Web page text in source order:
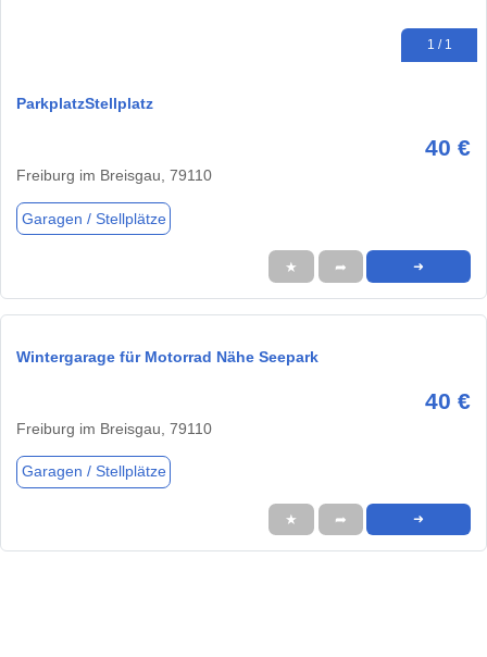
1 / 1
ParkplatzStellplatz
40 €
Freiburg im Breisgau, 79110
Garagen / Stellplätze
★ ➦ ➜
Wintergarage für Motorrad Nähe Seepark
40 €
Freiburg im Breisgau, 79110
Garagen / Stellplätze
★ ➦ ➜